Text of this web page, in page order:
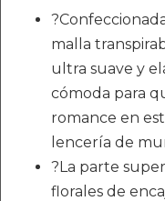
malla
ultra suave y
cómoda para
romance en
lencería de
?La parte
florales de